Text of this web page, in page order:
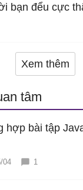
bạn đểu cực
Xem thêm
tâm
hợp bài tập
04 1